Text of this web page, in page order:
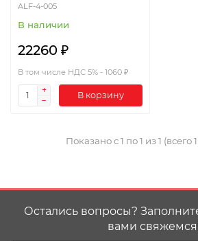
ALF-4-005
В наличии
22260 ₽
В том числе НДС 5% - 1060 ₽
В корзину
Показано с 1 по 1 из 1 (всего
Остались вопросы?
вами